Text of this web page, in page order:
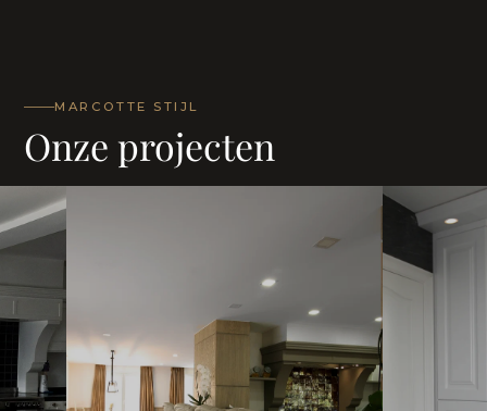
MARCOTTE STIJL
Onze projecten